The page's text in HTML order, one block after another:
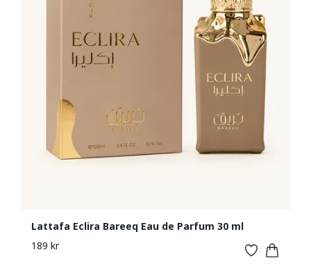
Lattafa Eclira Bareeq Eau de Parfum 30 ml
189 kr